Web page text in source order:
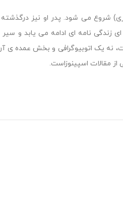
می شود. پدر او نیز درگذشته
نامه ای ادامه می یابد و سیر
نه یک اتوبیوگرافی و بخش عمده ی
از مقالات اسپینوزاست.